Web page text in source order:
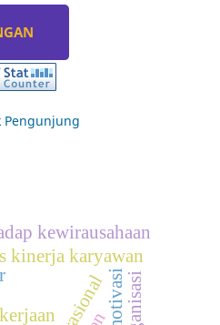
Pengunjung
kinerja karyawan
motivasi
kewirausahaan